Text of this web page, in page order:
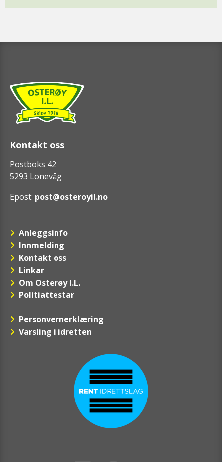
Kontakt oss
Postboks 42
5293 Lonevåg
Epost: post@osteroyil.no
Anleggsinfo
Innmelding
Kontakt oss
Linkar
Om Osterøy I.L.
Politiattestar
Personvernerklæring
Varsling i idretten